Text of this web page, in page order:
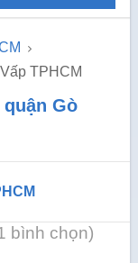
TPHCM
Gò
bình chọn)